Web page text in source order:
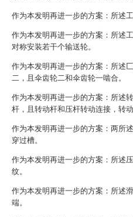
作为本发明再进一步的方案：所述
作为本发明再进一步的方案：所述
对称安装若干个输送轮。
作为本发明再进一步的方案：所述
二，且伞齿轮二和伞齿轮一啮合。
作为本发明再进一步的方案：所述
杆，且转动杆和压杆转动连接，转
作为本发明再进一步的方案：两所
穿过槽。
作为本发明再进一步的方案：所述
纹。
作为本发明再进一步的方案：所述
端。